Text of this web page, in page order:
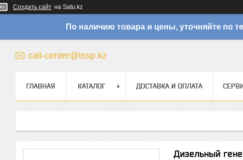
Создать сайт на Satu.kz
По наличию товара и цены, уточняйте по
call-center@tssp.kz
ГЛАВНАЯ КАТАЛОГ ДОСТАВКА И ОПЛАТА
Дизельный